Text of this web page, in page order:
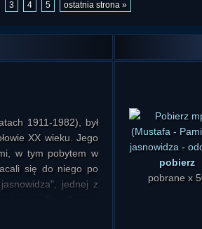
3 4 5 ostatnia strona »
1911-1982), był
XX wieku. Jego
w tym pobytem w
się do niego po
jednej z
cyklu "Lektury
pobierz
pobrane x 50